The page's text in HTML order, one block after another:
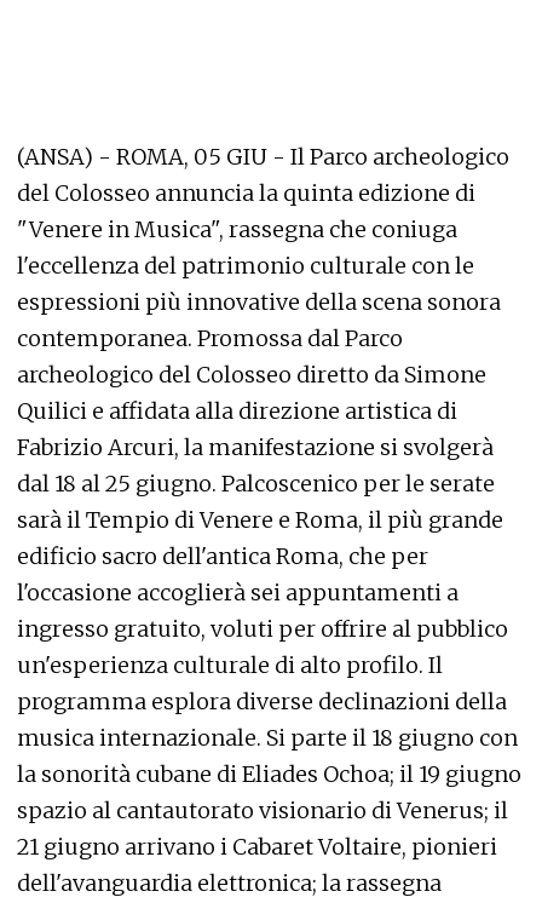
(ANSA) - ROMA, 05 GIU - Il Parco archeologico
del Colosseo annuncia la quinta edizione di
"Venere in Musica", rassegna che coniuga
l'eccellenza del patrimonio culturale con le
espressioni più innovative della scena sonora
contemporanea. Promossa dal Parco
archeologico del Colosseo diretto da Simone
Quilici e affidata alla direzione artistica di
Fabrizio Arcuri, la manifestazione si svolgerà
dal 18 al 25 giugno. Palcoscenico per le serate
sarà il Tempio di Venere e Roma, il più grande
edificio sacro dell'antica Roma, che per
l'occasione accoglierà sei appuntamenti a
ingresso gratuito, voluti per offrire al pubblico
un'esperienza culturale di alto profilo. Il
programma esplora diverse declinazioni della
musica internazionale. Si parte il 18 giugno con
la sonorità cubane di Eliades Ochoa; il 19 giugno
spazio al cantautorato visionario di Venerus; il
21 giugno arrivano i Cabaret Voltaire, pionieri
dell'avanguardia elettronica; la rassegna